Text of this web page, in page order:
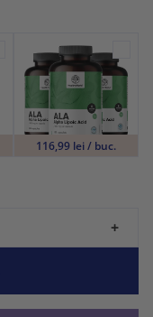
116,99 lei / buc.
+